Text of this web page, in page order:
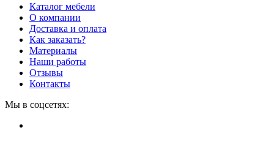
Каталог мебели
О компании
Доставка и оплата
Как заказать?
Материалы
Наши работы
Отзывы
Контакты
Мы в соцсетях: